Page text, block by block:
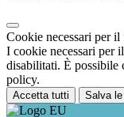
Cookie necessari per
I cookie necessari per
disabilitati. È possibile
policy.
Accetta tutti Salva